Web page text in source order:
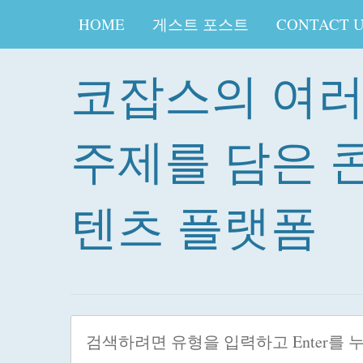
HOME 게스트 포스트 CONTACT
코잡스의 여러
주제를 담은
텐츠 플랫폼